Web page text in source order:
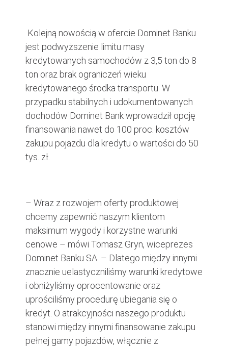
Kolejną nowością w ofercie Dominet Banku
jest podwyższenie limitu masy
kredytowanych samochodów z 3,5 ton do 8
ton oraz brak ograniczeń wieku
kredytowanego środka transportu. W
przypadku stabilnych i udokumentowanych
dochodów Dominet Bank wprowadził opcję
finansowania nawet do 100 proc. kosztów
zakupu pojazdu dla kredytu o wartości do 50
tys. zł.
– Wraz z rozwojem oferty produktowej
chcemy zapewnić naszym klientom
maksimum wygody i korzystne warunki
cenowe – mówi Tomasz Gryn, wiceprezes
Dominet Banku SA. – Dlatego między innymi
znacznie uelastyczniliśmy warunki kredytowe
i obniżyliśmy oprocentowanie oraz
uprościliśmy procedurę ubiegania się o
kredyt. O atrakcyjności naszego produktu
stanowi między innymi finansowanie zakupu
pełnej gamy pojazdów, włącznie z